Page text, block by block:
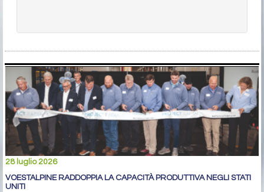
28 luglio 2026
VOESTALPINE RADDOPPIA LA CAPACITÀ PRODUTTIVA NEGLI STATI
UNITI